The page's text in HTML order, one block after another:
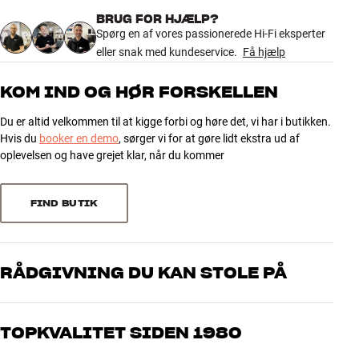
MÆRKER
NYHEDER
TILBUD
Kundeservice
Log ind
Kundeservice
BRUG FOR HJÆLP?
Spørg en af vores passionerede Hi-Fi eksperter
eller snak med kundeservice. Få hjælp
KOM IND OG HØR FORSKELLEN
Du er altid velkommen til at kigge forbi og høre det, vi har i butikken.
Hvis du booker en demo, sørger vi for at gøre lidt ekstra ud af
oplevelsen og have grejet klar, når du kommer
FIND BUTIK
RÅDGIVNING DU KAN STOLE PÅ
Vores medarbejdere er ægte entusiaster, som kender produkterne
os, hvad du drømmer om – så finder vi den løsning, der passer
TOPKVALITET SIDEN 1980